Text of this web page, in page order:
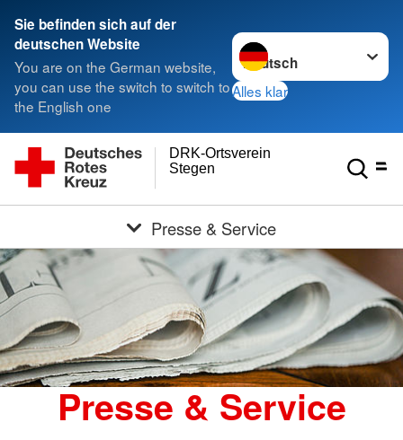
Sie befinden sich auf der
deutschen Website
You are on the German website,
you can use the switch to switch to
the English one
Sprache wechseln zu
Alles klar
Stegen
DRK-Ortsverein
Presse & Service
Presse & Service